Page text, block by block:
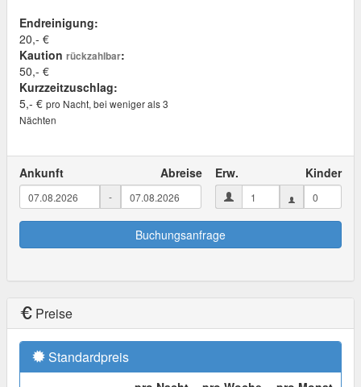
Endreinigung:
20,- €
Kaution rückzahlbar:
50,- €
Kurzzeitzuschlag:
5,- € pro Nacht, bei weniger als 3
Nächten
Ankunft Abreise
-
Erw. Kinder
Buchungsanfrage
Preise
Standardpreis